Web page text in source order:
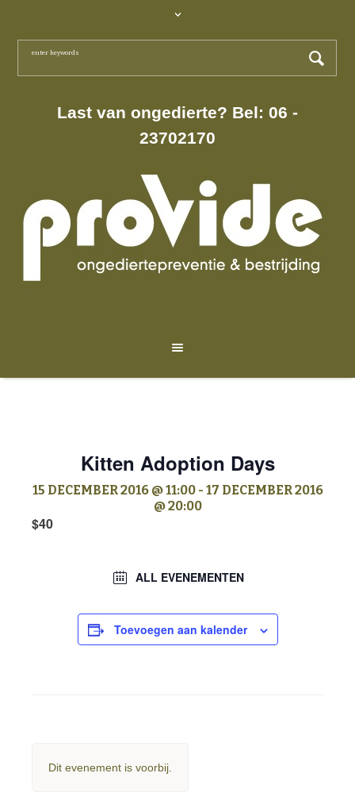
Last van ongedierte? Bel: 06 -
23702170
Kitten Adoption Days
15 DECEMBER 2016 @ 11:00- 17 DECEMBER 2016
@ 20:00
$40
ALL EVENEMENTEN
Toevoegen aan kalender
Dit evenement is voorbij.